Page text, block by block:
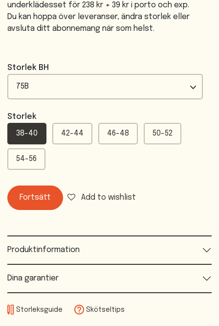
underklädesset för 238 kr + 39 kr i porto och exp.
Du kan hoppa över leveranser, ändra storlek eller
avsluta ditt abonnemang när som helst.
Storlek BH
Storlek
38-40
42-44 46-48 50-52
54-56
Fortsätt Add to wishlist
Produktinformation
Dina garantier
Storleksguide Skötseltips